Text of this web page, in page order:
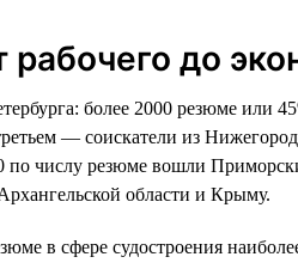
до
более 2000 резюме или
— соискатели из
по числу резюме вошли
области и Крыму.
в сфере судостроения